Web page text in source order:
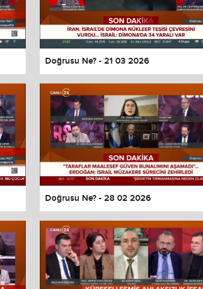
Doğrusu Ne? - 21 03 2026
Doğrusu Ne? - 28 02 2026